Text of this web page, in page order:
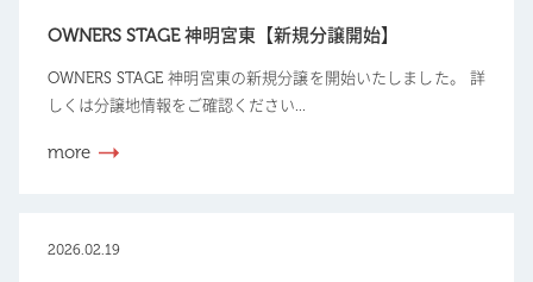
OWNERS STAGE 神明宮東【新規分譲開始】
OWNERS STAGE 神明宮東の新規分譲を開始いたしました。 詳
しくは分譲地情報をご確認ください...
more
2026.02.19